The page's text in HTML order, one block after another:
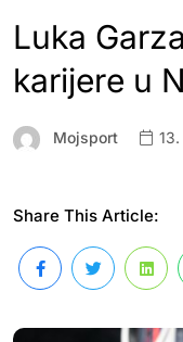
Luka
karijere u
Mojsport
Share This Article: